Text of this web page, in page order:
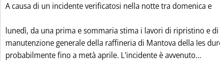
A causa di un incidente verificatosi nella notte tra domenica e
lunedì, da una prima e sommaria stima i lavori di ripristino e di
manutenzione generale della raffineria di Mantova della Ies
probabilmente fino a metà aprile. L'incidente è avvenuto...